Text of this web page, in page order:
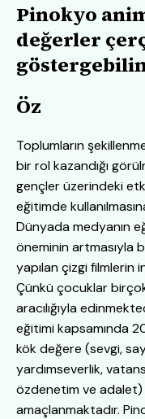
Pinokyo
değerler
Öz
Toplumların
bir rol kazandığı
gençler üzerindeki
eğitimde
Dünyada medyanın
öneminin artmasıyla
yapılan çizgi filmlerin
Çünkü çocuklar
aracılığıyla
eğitimi kapsamında
kök değere (sevgi,
yardımseverlik,
özdenetim ve
amaçlanmaktadır.